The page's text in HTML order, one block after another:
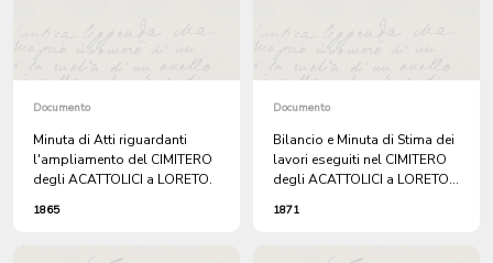
Documento
Minuta di Atti riguardanti
l'ampliamento del CIMITERO
degli ACATTOLICI a LORETO.
1865
Documento
Bilancio e Minuta di Stima dei
lavori eseguiti nel CIMITERO
degli ACATTOLICI a LORETO
FRATELLI COCCHI. + 4 doc.
1871